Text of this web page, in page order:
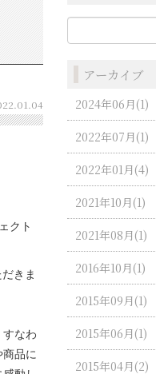
クト
きま
すなわ
品に
アーカイブ
2024年06月(1)
2022年07月(1)
2022年01月(4)
2021年10月(1)
2021年08月(1)
2016年10月(1)
2015年09月(1)
2015年06月(1)
2015年04月(2)